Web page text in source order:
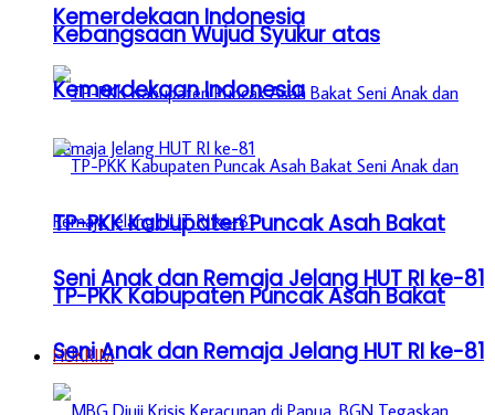
Kemerdekaan Indonesia
TP-PKK Kabupaten Puncak Asah Bakat
Seni Anak dan Remaja Jelang HUT RI ke-81
HUKRIM
Kebangsaan Wujud Syukur atas
Kemerdekaan Indonesia
TP-PKK Kabupaten Puncak Asah Bakat
Seni Anak dan Remaja Jelang HUT RI ke-81